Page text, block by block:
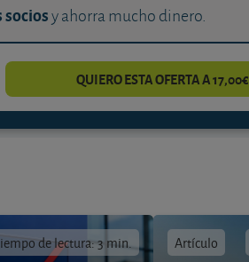
y ahorra mucho dinero.
QUIERO ESTA OFERTA A 17,00€
de lectura: 3 min. Artículo